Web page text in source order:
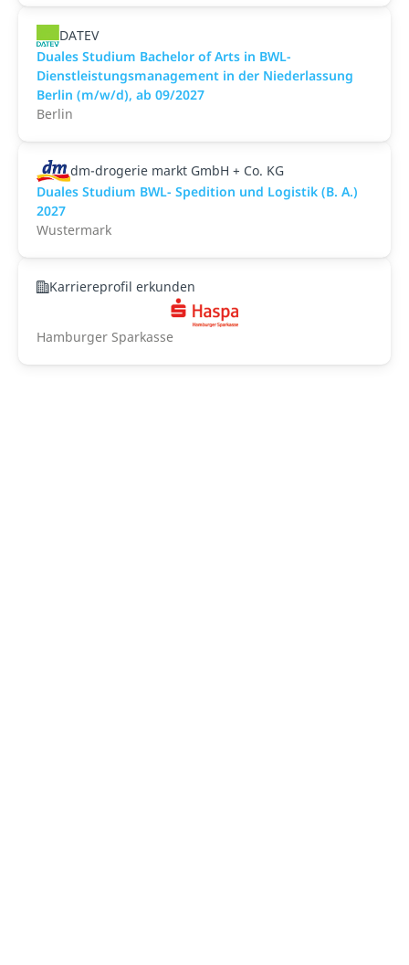
DATEV
Duales Studium Bachelor of Arts in BWL-
Dienstleistungsmanagement in der Niederlassung
Berlin (m/w/d), ab 09/2027
Berlin
dm-drogerie markt GmbH + Co. KG
Duales Studium BWL- Spedition und Logistik (B. A.)
2027
Wustermark
Karriereprofil erkunden
Hamburger Sparkasse